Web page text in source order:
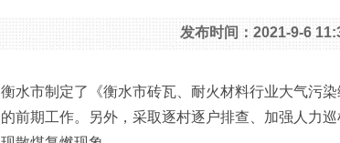
发布时间：2021-9-6
衡水市制定了《衡水市砖瓦、耐火材料行业大气污
的前期工作。另外，采取逐村逐户排查、加强人力